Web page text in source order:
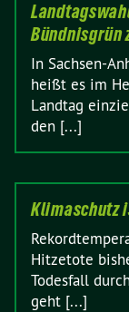
Bündnisgrün
In Sachsen-
heißt es im
Landtag
den [...]
Klimaschutz
Hitzetote
Todesfall
geht [...]